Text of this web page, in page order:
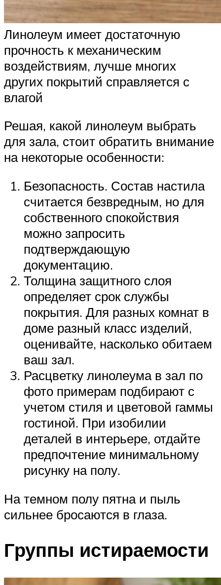
Линолеум имеет достаточную
прочность к механическим
воздействиям, лучше многих
других покрытий справляется с
влагой
Решая, какой линолеум выбрать
для зала, стоит обратить внимание
на некоторые особенности:
Безопасность. Состав настила
считается безвредным, но для
собственного спокойствия
можно запросить
подтверждающую
документацию.
Толщина защитного слоя
определяет срок службы
покрытия. Для разных комнат в
доме разный класс изделий,
оценивайте, насколько обитаем
ваш зал.
Расцветку линолеума в зал по
фото примерам подбирают с
учетом стиля и цветовой гаммы
гостиной. При изобилии
деталей в интерьере, отдайте
предпочтение минимальному
рисунку на полу.
На темном полу пятна и пыль
сильнее бросаются в глаза.
Группы истираемости